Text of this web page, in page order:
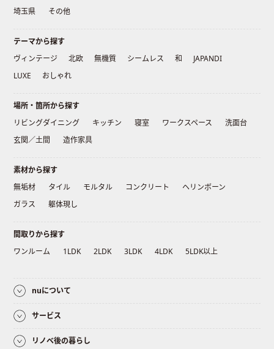
埼玉県
その他
テーマから探す
ヴィンテージ
北欧 無機質 シームレス 和
JAPANDI
LUXE
おしゃれ
場所・箇所から探す
リビングダイニング
キッチン 寝室 ワークスペース
洗面台
玄関／土間
造作家具
素材から探す
無垢材
タイル モルタル コンクリート
ヘリンボーン
ガラス
躯体現し
間取りから探す
ワンルーム
1LDK 2LDK 3LDK 4LDK 5LDK以上
nuについて
サービス
リノベ後の暮らし